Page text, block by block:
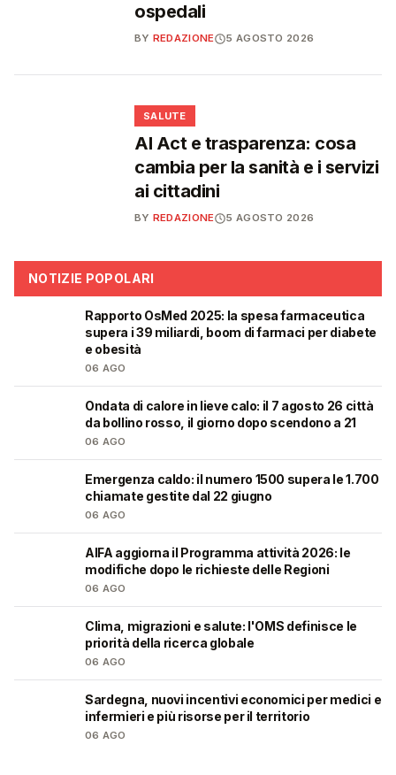
ospedali
BY REDAZIONE 5 AGOSTO 2026
SALUTE
AI Act e trasparenza: cosa
cambia per la sanità e i servizi
ai cittadini
BY REDAZIONE 5 AGOSTO 2026
NOTIZIE POPOLARI
Rapporto OsMed 2025: la spesa farmaceutica
supera i 39 miliardi, boom di farmaci per diabete
e obesità
06 AGO
Ondata di calore in lieve calo: il 7 agosto 26 città
da bollino rosso, il giorno dopo scendono a 21
06 AGO
Emergenza caldo: il numero 1500 supera le 1.700
chiamate gestite dal 22 giugno
06 AGO
AIFA aggiorna il Programma attività 2026: le
modifiche dopo le richieste delle Regioni
06 AGO
Clima, migrazioni e salute: l'OMS definisce le
priorità della ricerca globale
06 AGO
Sardegna, nuovi incentivi economici per medici e
infermieri e più risorse per il territorio
06 AGO